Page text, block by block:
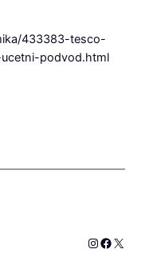
433383-tesco-
podvod.html
Instagram
X